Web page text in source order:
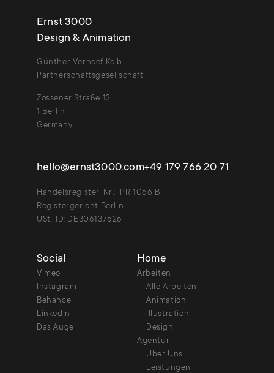
Ernst 3000
Design & Animation
Günther Verhoef Kolb
Partnerschaftsgesellschaft
Zossener Straße 12
1 Berlin
Germany
hello@ernst3000.com+49 179 766 20 71
Handelsregister-Nr.: PR 1066 B
Registergericht Berlin
USt.-ID: DE306137626
Social
Vimeo
Instagram
Behance
LinkedIn
Das Auge
Home
Arbeiten
Alle Arbeiten
Animation
Illustration
Design
Agentur
Über Uns
Leistungen